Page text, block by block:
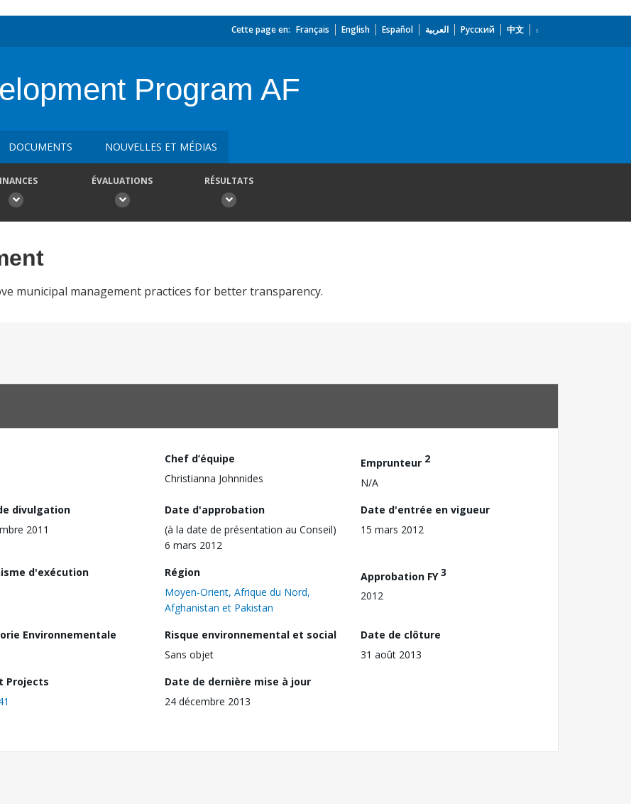
Cette page en: Français English Español العربية Русский 中文
Program AF
DOCUMENTS NOUVELLES ET MÉDIAS
ÉVALUATIONS RÉSULTATS
municipal management practices for better transparency.
Chef d’équipe
Christianna Johnnides
Emprunteur 2
N/A
divulgation
2011
Date d'approbation
(à la date de présentation au Conseil)
6 mars 2012
Date d'entrée en vigueur
15 mars 2012
d'exécution
Région
Moyen-Orient, Afrique du Nord,
Afghanistan et Pakistan
Approbation FY3
2012
Environnementale
Risque environnemental et social
Sans objet
Date de clôture
31 août 2013
Projects
Date de dernière mise à jour
24 décembre 2013